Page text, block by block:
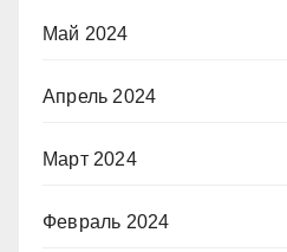
Май 2024
Апрель 2024
Март 2024
Февраль 2024